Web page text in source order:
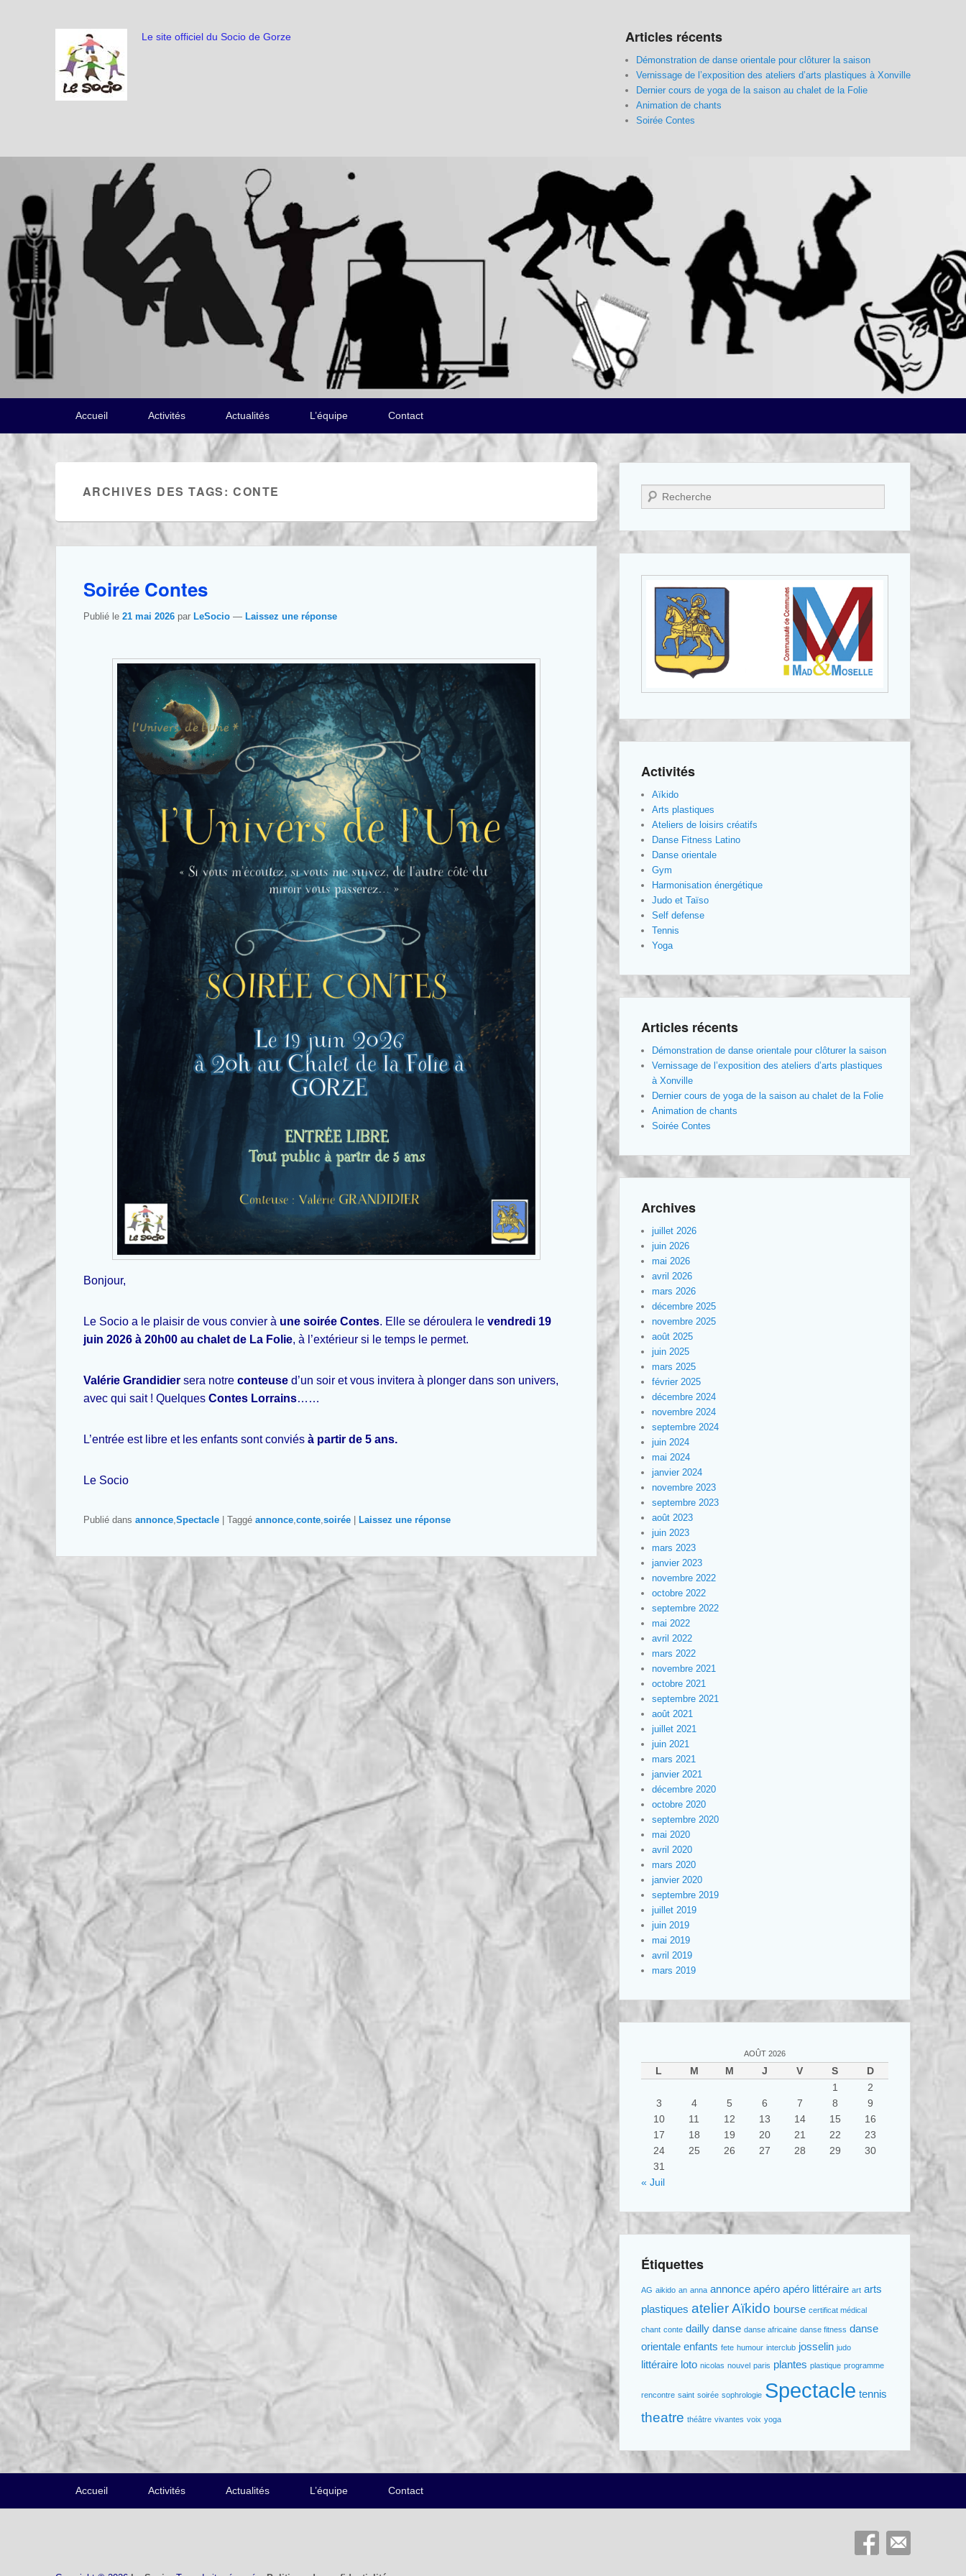
Le site officiel du Socio de Gorze Articles récents
Démonstration de danse orientale pour clôturer la saison
Vernissage de l’exposition des ateliers d’arts plastiques à Xonville
Dernier cours de yoga de la saison au chalet de la Folie
Animation de chants
Soirée Contes
Accueil Activités Actualités L’équipe Contact
ARCHIVES DES TAGS:CONTE
Soirée Contes
Publié le 21 mai 2026 par LeSocio — Laissez une réponse
Bonjour,
Le Socio a le plaisir de vous convier à une soirée Contes. Elle se déroulera le vendredi 19
juin 2026 à 20h00 au chalet de La Folie, à l’extérieur si le temps le permet.
Valérie Grandidier sera notre conteuse d’un soir et vous invitera à plonger dans son univers,
avec qui sait ! Quelques Contes Lorrains……
L’entrée est libre et les enfants sont conviés à partir de 5 ans.
Le Socio
Publié dans annonce Spectacle Taggé annonce conte soirée Laissez une réponse
Recherche
Activités
Aïkido
Arts plastiques
Ateliers de loisirs créatifs
Danse Fitness Latino
Danse orientale
Gym
Harmonisation énergétique
Judo et Taïso
Self defense
Tennis
Yoga
Articles récents
Démonstration de danse orientale pour clôturer la saison
Vernissage de l’exposition des ateliers d’arts plastiques
à Xonville
Dernier cours de yoga de la saison au chalet de la Folie
Animation de chants
Soirée Contes
Archives
juillet 2026
juin 2026
mai 2026
avril 2026
mars 2026
décembre 2025
novembre 2025
août 2025
juin 2025
mars 2025
février 2025
décembre 2024
novembre 2024
septembre 2024
juin 2024
mai 2024
janvier 2024
novembre 2023
septembre 2023
août 2023
juin 2023
mars 2023
janvier 2023
novembre 2022
octobre 2022
septembre 2022
mai 2022
avril 2022
mars 2022
novembre 2021
octobre 2021
septembre 2021
août 2021
juillet 2021
juin 2021
mars 2021
janvier 2021
décembre 2020
octobre 2020
septembre 2020
mai 2020
avril 2020
mars 2020
janvier 2020
septembre 2019
juillet 2019
juin 2019
mai 2019
avril 2019
mars 2019
AOÛT 2026
L M M J V S
D
1
2
3
4 5 6 7 8
9
10
11 12 13 14 15
16
17
18 19 20 21 22
23
24
25 26 27 28 29
30
31
« Juil
Étiquettes
AG aikido an anna annonce apéro apéro littéraire art arts
plastiques atelierAïkido bourse certificat médical
chant conte dailly danse danse africaine danse fitness danse
orientale enfants fete humour interclub josselin judo
littéraire loto nicolas nouvel paris plantes plastique programme
rencontre saint soirée sophrologie Spectacle tennis
theatre théâtre vivantes voix yoga
pied
Accueil Activités Actualités L’équipe Contact